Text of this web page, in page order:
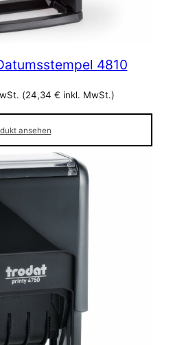
4810
(24,34 € inkl. MwSt.)
ansehen